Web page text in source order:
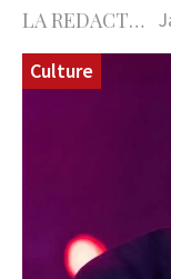
LA REDACTION
Culture